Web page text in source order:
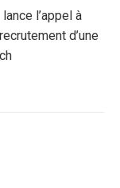
l’appel à
d’une